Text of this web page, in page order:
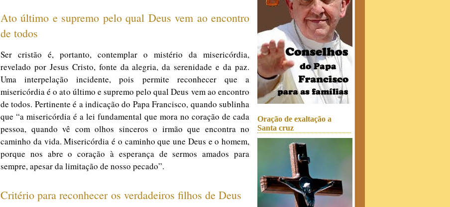
Ato último e supremo pelo qual Deus vem ao encontro
de todos
Ser cristão é, portanto, contemplar o mistério da misericórdia,
revelado por Jesus Cristo, fonte da alegria, da serenidade e da paz.
Uma interpelação incidente, pois permite reconhecer que a
misericórdia é o ato último e supremo pelo qual Deus vem ao encontro
de todos. Pertinente é a indicação do Papa Francisco, quando sublinha
que “a misericórdia é a lei fundamental que mora no coração de cada
pessoa, quando vê com olhos sinceros o irmão que encontra no
caminho da vida. Misericórdia é o caminho que une Deus e o homem,
porque nos abre o coração à esperança de sermos amados para
sempre, apesar da limitação de nosso pecado”.
Critério para reconhecer os verdadeiros filhos de Deus
Oração de exaltação a
Santa cruz